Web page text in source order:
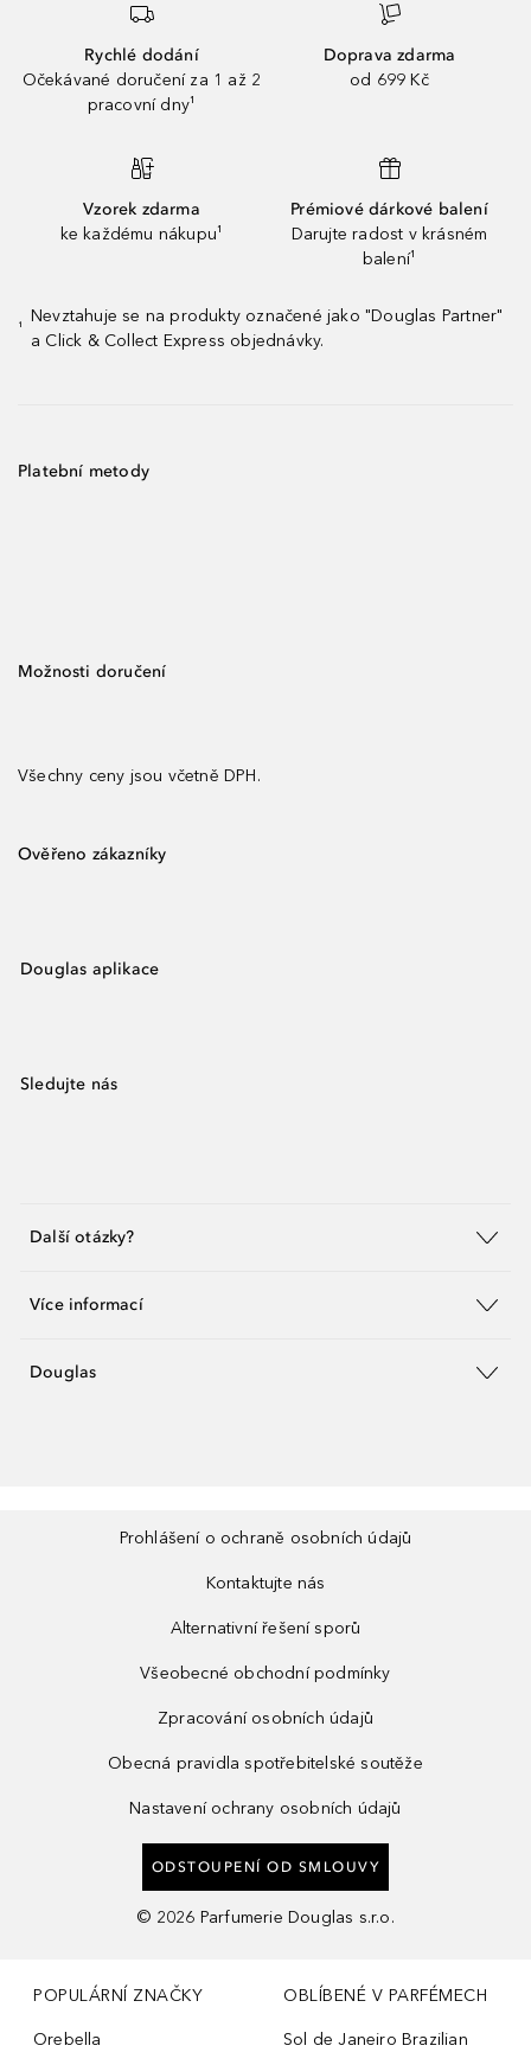
Rychlé dodání
Očekávané doručení za 1 až 2
pracovní dny¹
Doprava zdarma
od 699 Kč
Vzorek zdarma
ke každému nákupu¹
Prémiové dárkové balení
Darujte radost v krásném
balení¹
¹
Nevztahuje se na produkty označené jako "Douglas Partner"
a Click & Collect Express objednávky.
Platební metody
Možnosti doručení
Všechny ceny jsou včetně DPH.
Ověřeno zákazníky
Douglas aplikace
Sledujte nás
Další otázky?
Více informací
Douglas
Prohlášení o ochraně osobních údajů
Kontaktujte nás
Alternativní řešení sporů
Všeobecné obchodní podmínky
Zpracování osobních údajů
Obecná pravidla spotřebitelské soutěže
Nastavení ochrany osobních údajů
ODSTOUPENÍ OD SMLOUVY
© 2026 Parfumerie Douglas s.r.o.
POPULÁRNÍ ZNAČKY
Orebella
OBLÍBENÉ V PARFÉMECH
Sol de Janeiro Brazilian